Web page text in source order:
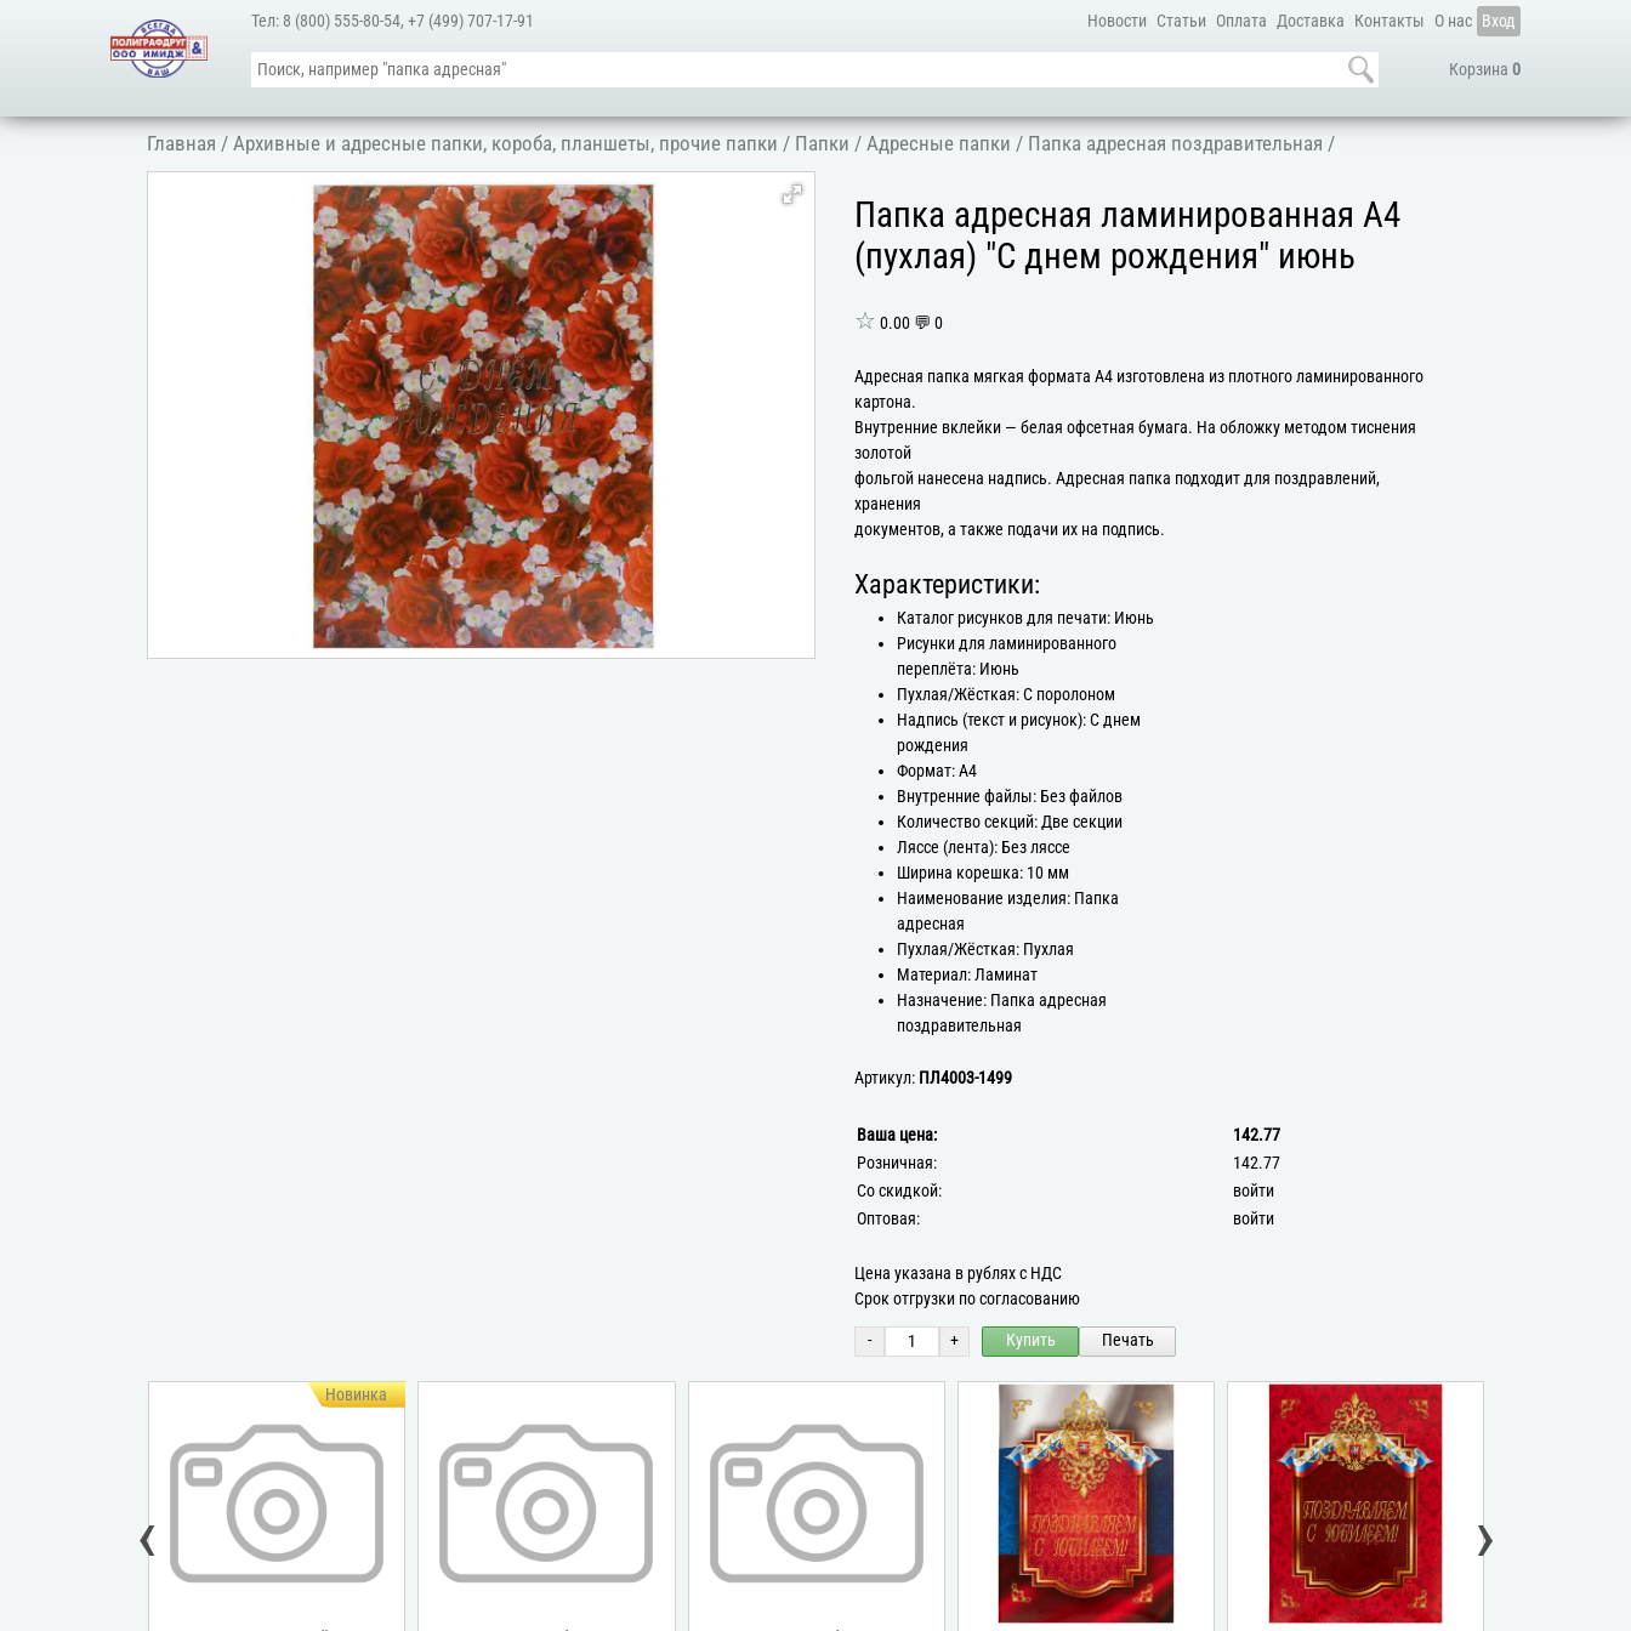
Новости Статьи Оплата Доставка Контакты О нас Вход
Корзина 0
Тел: 8 (800) 555-80-54,+7 (499) 707-17-91
Главная /Архивные и адресные папки, короба, планшеты, прочие папки / Папки /Адресные папки / Папка адресная поздравительная /
Папка адресная ламинированная А4
(пухлая) "С днем рождения" июнь
☆ 0.00 💬 0
Адресная папка мягкая формата А4 изготовлена из плотного ламинированного
картона.
Внутренние вклейки — белая офсетная бумага. На обложку методом тиснения
золотой
фольгой нанесена надпись. Адресная папка подходит для поздравлений,
хранения
документов, а также подачи их на подпись.
Характеристики:
Каталог рисунков для печати: Июнь
Рисунки для ламинированного
переплёта: Июнь
Пухлая/Жёсткая: С поролоном
Надпись (текст и рисунок): С днем
рождения
Формат: А4
Внутренние файлы: Без файлов
Количество секций: Две секции
Ляссе (лента): Без ляссе
Ширина корешка: 10 мм
Наименование изделия: Папка
адресная
Пухлая/Жёсткая: Пухлая
Материал: Ламинат
Назначение: Папка адресная
поздравительная
Артикул: ПЛ4003-1499
Ваша цена:
142.77
Розничная:
142.77
Со скидкой:
войти
Оптовая:
войти
Цена указана в рублях с НДС
Срок отгрузки по согласованию
- + Купить Печать
Новинка
‹ ›